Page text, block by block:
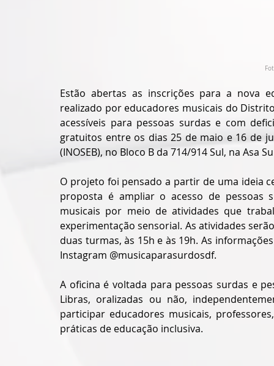
Estão abertas as inscrições para a nova
realizado por educadores musicais do
acessíveis para pessoas surdas e com
gratuitos entre os dias 25 de maio e 16 de
(INOSEB), no Bloco B da 714/914 Sul, na Asa
O projeto foi pensado a partir de uma ideia
proposta é ampliar o acesso de pessoas
musicais por meio de atividades que
experimentação sensorial. As atividades
duas turmas, às 15h e às 19h. As
Instagram @musicaparasurdosdf.
A oficina é voltada para pessoas surdas e
Libras, oralizadas ou não,
participar educadores musicais,
práticas de educação inclusiva.